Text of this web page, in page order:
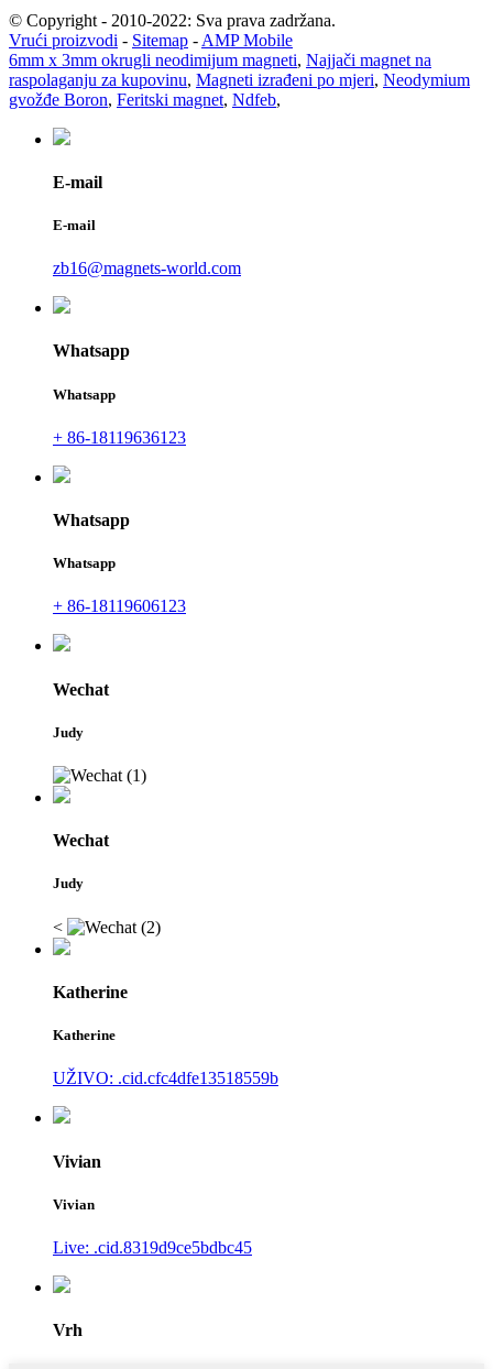
© Copyright - 2010-2022: Sva prava zadržana.
Vrući proizvodi - Sitemap - AMP Mobile
6mm x 3mm okrugli neodimijum magneti, Najjači magnet na
raspolaganju za kupovinu, Magneti izrađeni po mjeri, Neodymium
gvožđe Boron, Feritski magnet, Ndfeb,
E-mail
E-mail
zb16@magnets-world.com
Whatsapp
Whatsapp
+ 86-18119636123
Whatsapp
Whatsapp
+ 86-18119606123
Wechat
Judy
Wechat
Judy
<
Katherine
Katherine
UŽIVO: .cid.cfc4dfe13518559b
Vivian
Vivian
Live: .cid.8319d9ce5bdbc45
Vrh